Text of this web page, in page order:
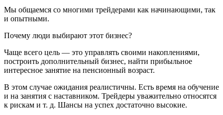
Мы общаемся со многими трейдерами как начинающими, так
и опытными.
Почему люди выбирают этот бизнес?
Чаще всего цель — это управлять своими накоплениями,
построить дополнительный бизнес, найти прибыльное
интересное занятие на пенсионный возраст.
В этом случае ожидания реалистичны. Есть время на обучение
и на занятия с наставником. Трейдеры уважительно относятся
к рискам и т. д. Шансы на успех достаточно высокие.